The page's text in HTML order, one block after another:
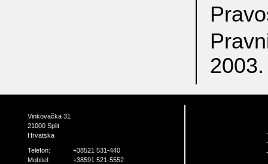
2003.
Vinkovačka 31
21000 Split
Hrvatska
Telefon:
+38521 531-440
Mobitel:
+38591 521-5552